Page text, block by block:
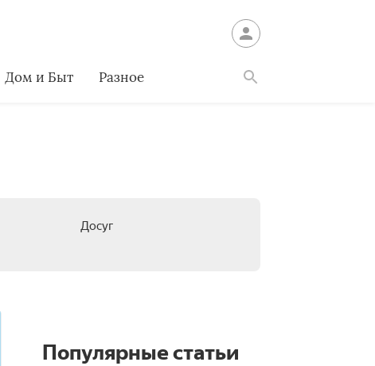
Дом и Быт Разное
Досуг
Популярные статьи